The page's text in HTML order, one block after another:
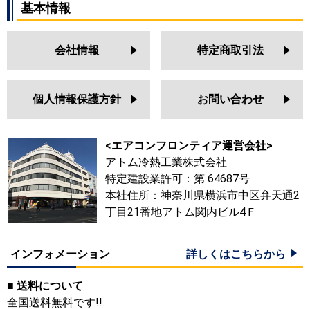
基本情報
会社情報 特定商取引法
個人情報保護方針 お問い合わせ
<エアコンフロンティア運営会社>
アトム冷熱工業株式会社
特定建設業許可：第 64687号
本社住所：神奈川県横浜市中区弁天通2
丁目21番地アトム関内ビル4Ｆ
インフォメーション 詳しくはこちらから
■ 送料について
全国送料無料です!!